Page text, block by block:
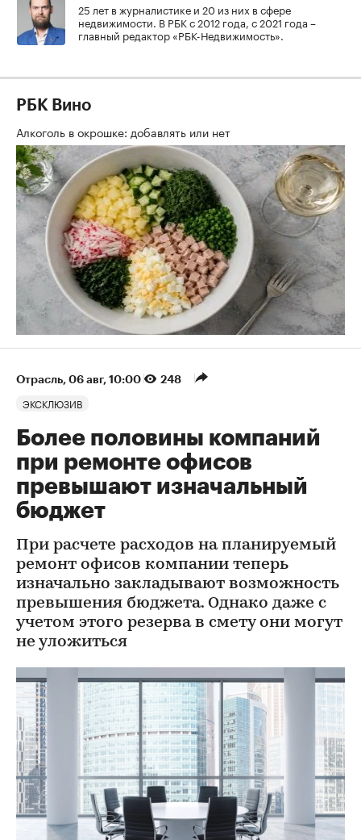
25 лет в журналистике и 20 из них в сфере
недвижимости. В РБК с 2012 года, с 2021 года –
главный редактор «РБК-Недвижимость».
РБК Вино
Алкоголь в окрошке: добавлять или нет
Отрасль 06 авг, 10:00 248
ЭКСКЛЮЗИВ
Более половины компаний
при ремонте офисов
превышают изначальный
бюджет
При расчете расходов на планируемый
ремонт офисов компании теперь
изначально закладывают возможность
превышения бюджета. Однако даже с
учетом этого резерва в смету они могут
не уложиться